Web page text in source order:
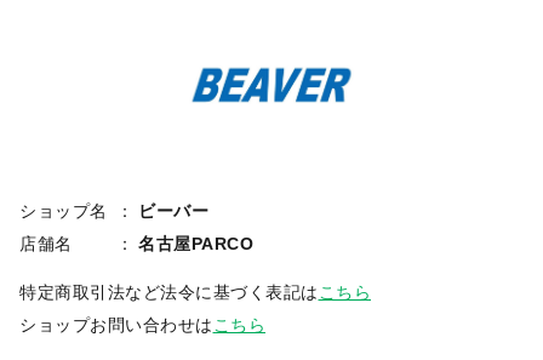
ショップ名
ビーバー
店舗名
名古屋PARCO
特定商取引法など法令に基づく表記はこちら
ショップお問い合わせはこちら